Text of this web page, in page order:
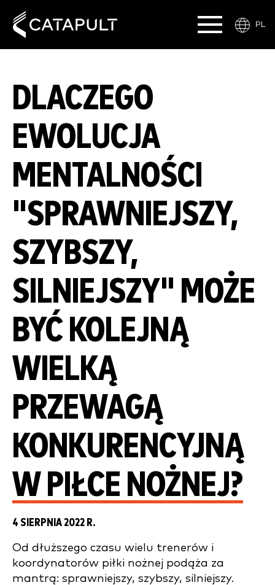
PL
DLACZEGO
EWOLUCJA
MENTALNOŚCI
"SPRAWNIEJSZY,
SZYBSZY,
SILNIEJSZY" MOŻE
BYĆ KOLEJNĄ
WIELKĄ
PRZEWAGĄ
KONKURENCYJNĄ
W PIŁCE NOŻNEJ?
4 SIERPNIA 2022 R.
Od dłuższego czasu wielu trenerów i
koordynatorów piłki nożnej podąża za
mantrą: sprawniejszy, szybszy, silniejszy.